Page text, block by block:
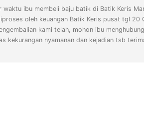
ibu membeli baju batik di Batik Keris
oleh keuangan Batik Keris pusat tgl
kami telah, mohon ibu
kekurangan nyamanan dan kejadian tsb